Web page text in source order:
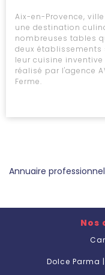
Aix-en-Provence,
une destination
nombreuses tables
deux établissements
leur cuisine
réalisé par l'agence
Ferme.
Annuaire professionnel
Nos
Dolce Parma